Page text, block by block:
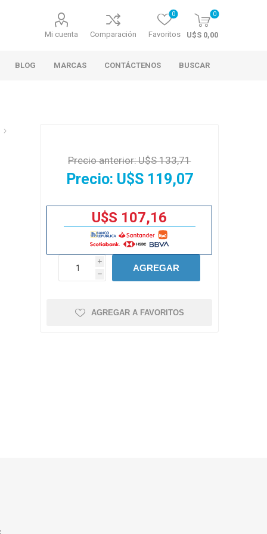
Mi cuenta Comparación Favoritos
0 0
U$S 0,00
BLOG MARCAS CONTÁCTENOS BUSCAR
Precio anterior:U$S 133,71
Precio: U$S 119,07
U$S 107,16
i
h
AGREGAR
AGREGAR A FAVORITOS